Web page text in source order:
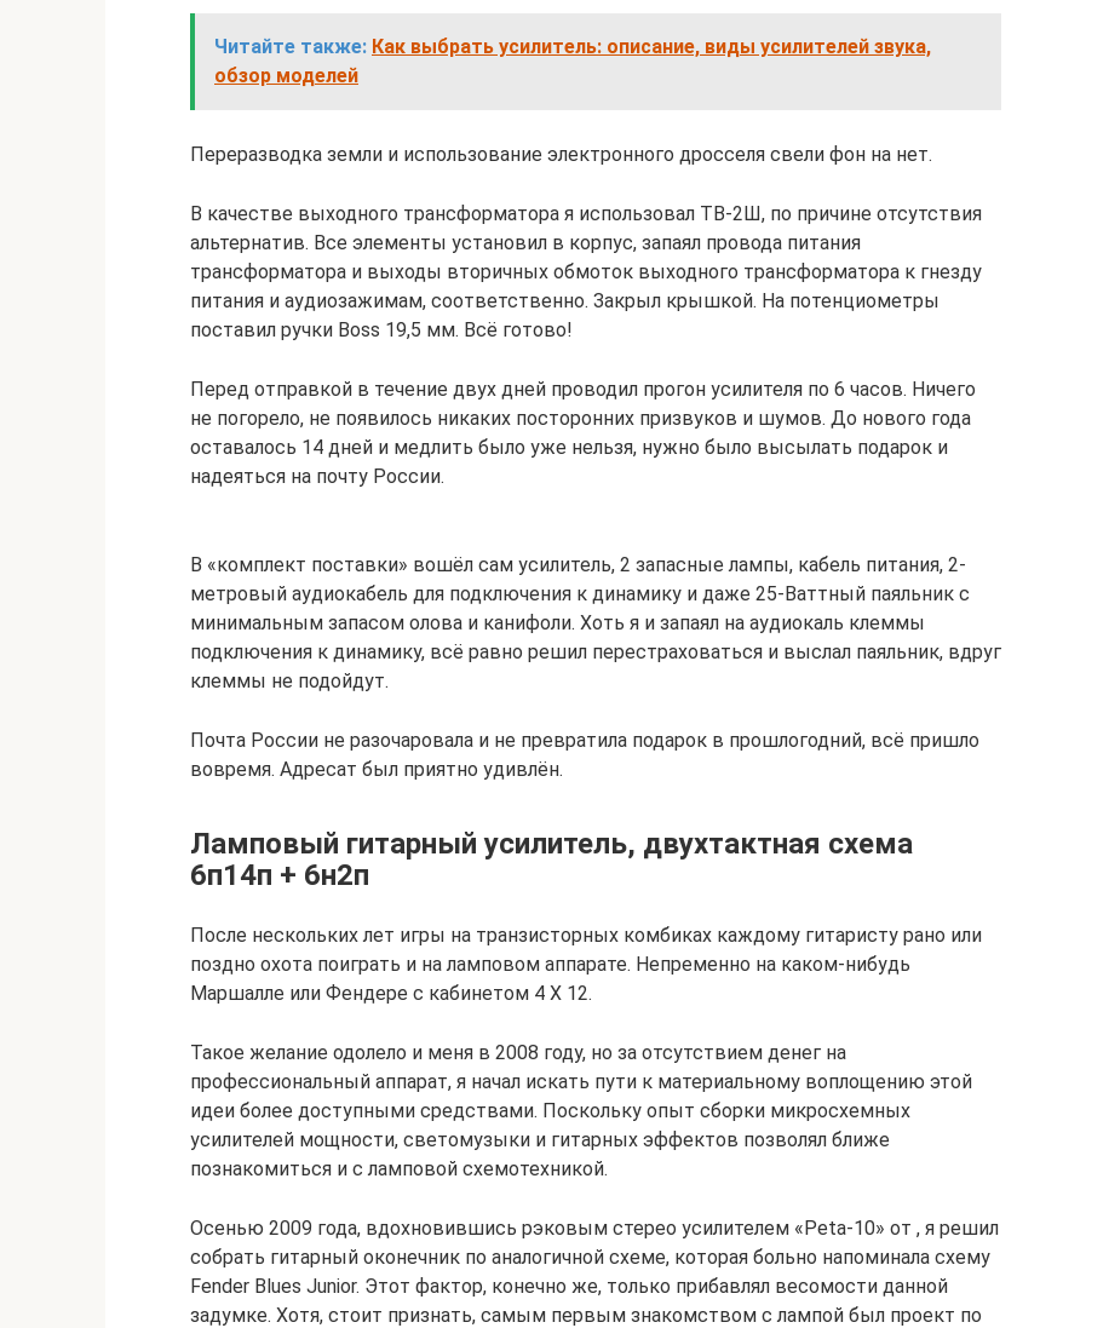
Читайте также: Как выбрать усилитель: описание, виды усилителей звука,
обзор моделей
Переразводка земли и использование электронного дросселя свели фон на нет.
В качестве выходного трансформатора я использовал ТВ-2Ш, по причине отсутствия
альтернатив. Все элементы установил в корпус, запаял провода питания
трансформатора и выходы вторичных обмоток выходного трансформатора к гнезду
питания и аудиозажимам, соответственно. Закрыл крышкой. На потенциометры
поставил ручки Boss 19,5 мм. Всё готово!
Перед отправкой в течение двух дней проводил прогон усилителя по 6 часов. Ничего
не погорело, не появилось никаких посторонних призвуков и шумов. До нового года
оставалось 14 дней и медлить было уже нельзя, нужно было высылать подарок и
надеяться на почту России.
В «комплект поставки» вошёл сам усилитель, 2 запасные лампы, кабель питания, 2-
метровый аудиокабель для подключения к динамику и даже 25-Ваттный паяльник с
минимальным запасом олова и канифоли. Хоть я и запаял на аудиокаль клеммы
подключения к динамику, всё равно решил перестраховаться и выслал паяльник, вдруг
клеммы не подойдут.
Почта России не разочаровала и не превратила подарок в прошлогодний, всё пришло
вовремя. Адресат был приятно удивлён.
Ламповый гитарный усилитель, двухтактная схема
6п14п + 6н2п
После нескольких лет игры на транзисторных комбиках каждому гитаристу рано или
поздно охота поиграть и на ламповом аппарате. Непременно на каком-нибудь
Маршалле или Фендере с кабинетом 4 Χ 12.
Такое желание одолело и меня в 2008 году, но за отсутствием денег на
профессиональный аппарат, я начал искать пути к материальному воплощению этой
идеи более доступными средствами. Поскольку опыт сборки микросхемных
усилителей мощности, светомузыки и гитарных эффектов позволял ближе
познакомиться и с ламповой схемотехникой.
Осенью 2009 года, вдохновившись рэковым стерео усилителем «Peta-10» от , я решил
собрать гитарный оконечник по аналогичной схеме, которая больно напоминала схему
Fender Blues Junior. Этот фактор, конечно же, только прибавлял весомости данной
задумке. Хотя, стоит признать, самым первым знакомством с лампой был проект по